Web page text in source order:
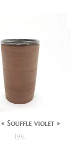
Souffle violet »
19€